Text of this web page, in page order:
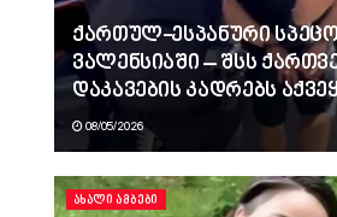
ქართულ-ესპანური
ვალენსიაში – შსს
დაკავების კადრებს
08/05/2026
ᲐᲮᲐᲚᲘ ᲐᲛᲑᲔᲑᲘ